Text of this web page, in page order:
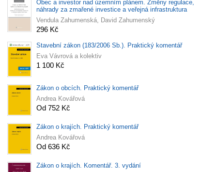
Obec a investor nad územním plánem. Změny regulace,
náhrady za zmařené investice a veřejná infrastruktura
Vendula Zahumenská, David Zahumenský
296 Kč
Stavební zákon (183/2006 Sb.). Praktický komentář
Eva Vávrová a kolektiv
1 100 Kč
Zákon o obcích. Praktický komentář
Andrea Kovářová
Od 752 Kč
Zákon o krajích. Praktický komentář
Andrea Kovářová
Od 636 Kč
Zákon o krajích. Komentář. 3. vydání